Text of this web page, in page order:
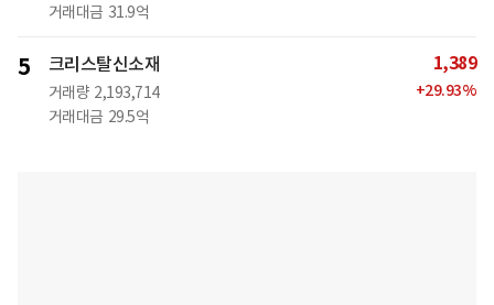
거래대금 31.9억
5 크리스탈신소재
거래량 2,193,714
거래대금 29.5억
1,389
+29.93%